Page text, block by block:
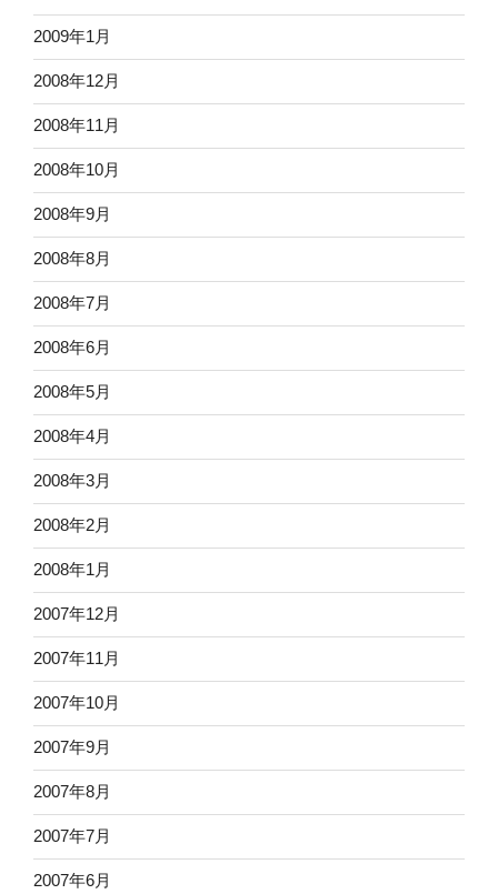
2009年1月
2008年12月
2008年11月
2008年10月
2008年9月
2008年8月
2008年7月
2008年6月
2008年5月
2008年4月
2008年3月
2008年2月
2008年1月
2007年12月
2007年11月
2007年10月
2007年9月
2007年8月
2007年7月
2007年6月